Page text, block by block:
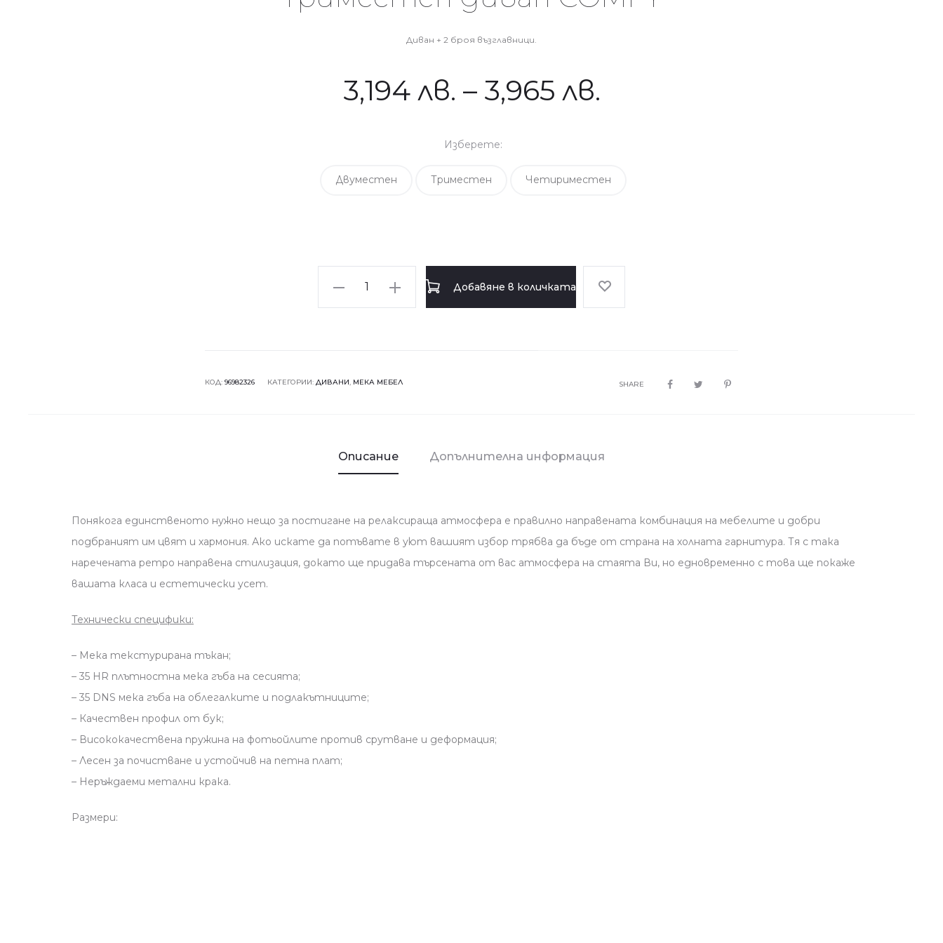
Диван + 2 броя възглавници.
3,194 лв. – 3,965 лв.
Изберете:
Двуместен Триместен Четириместен
количество
Добавяне в количката
КОД: 96982326 КАТЕГОРИИ: ДИВАНИ МЕКА МЕБЕЛ SHARE
Описание Допълнителна информация
Понякога единственото нужно нещо за постигане на релаксираща атмосфера е правилно направената комбинация на мебелите и добри
подбраният им цвят и хармония. Ако искате да потъвате в уют вашият избор трябва да бъде от страна на холната гарнитурa. Тя с така
наречената ретро направена стилизация, докато ще придава търсената от вас атмосфера на стаята Ви, но едновременно с това ще покаже
вашата класа и естетически усет.
Технически специфики:
– Мека текстурирана тъкан;
– 35 HR плътностна мека гъба на сесията;
– 35 DNS мека гъба на облегалките и подлакътниците;
– Качествен профил от бук;
– Висококачествена пружина на фотьойлите против срутване и деформация;
– Лесен за почистване и устойчив на петна плат;
– Неръждаеми метални крака.
Размери: